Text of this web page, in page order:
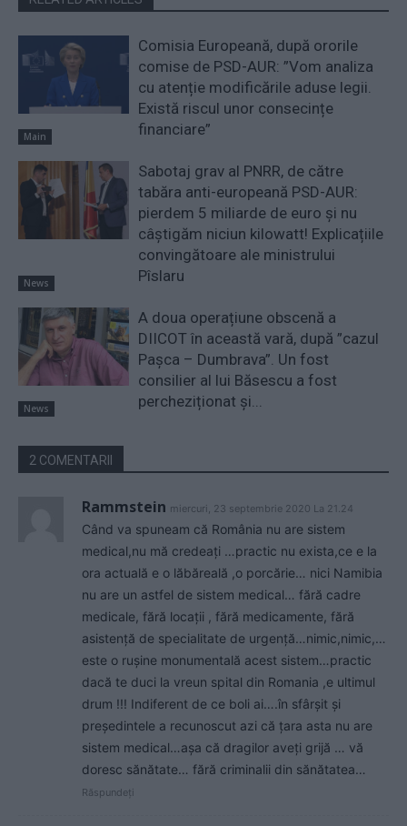
Main
Comisia Europeană, după ororile
comise de PSD-AUR: ”Vom analiza
cu atenție modificările aduse legii.
Există riscul unor consecințe
financiare”
News
Sabotaj grav al PNRR, de către
tabăra anti-europeană PSD-AUR:
pierdem 5 miliarde de euro și nu
câștigăm niciun kilowatt! Explicațiile
convingătoare ale ministrului
Pîslaru
News
A doua operațiune obscenă a
DIICOT în această vară, după ”cazul
Pașca – Dumbrava”. Un fost
consilier al lui Băsescu a fost
percheziționat și...
2 COMENTARII
Rammstein miercuri, 23 septembrie 2020 La 21.24
Când va spuneam că România nu are sistem
medical,nu mă credeați …practic nu exista,ce e la
ora actuală e o lăbăreală ,o porcărie… nici Namibia
nu are un astfel de sistem medical… fără cadre
medicale, fără locații , fără medicamente, fără
asistență de specialitate de urgență…nimic,nimic,…
este o rușine monumentală acest sistem…practic
dacă te duci la vreun spital din Romania ,e ultimul
drum !!! Indiferent de ce boli ai….în sfârșit și
președintele a recunoscut azi că țara asta nu are
sistem medical…așa că dragilor aveți grijă … vă
doresc sănătate… fără criminalii din sănătatea…
Răspundeți